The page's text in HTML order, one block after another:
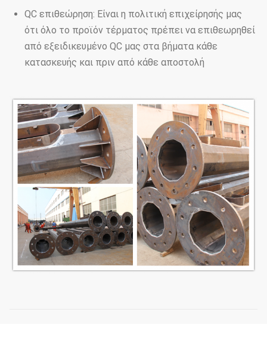
QC επιθεώρηση: Είναι η πολιτική επιχείρησής μας
ότι όλο το προϊόν τέρματος πρέπει να επιθεωρηθεί
από εξειδικευμένο QC μας στα βήματα κάθε
κατασκευής και πριν από κάθε αποστολή